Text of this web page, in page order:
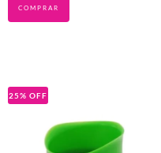
25% OFF